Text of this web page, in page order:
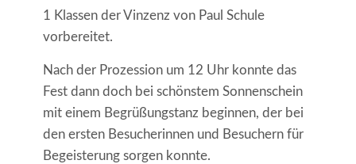
1 Klassen der Vinzenz von Paul Schule
vorbereitet.
Nach der Prozession um 12 Uhr konnte das
Fest dann doch bei schönstem Sonnenschein
mit einem Begrüßungstanz beginnen, der bei
den ersten Besucherinnen und Besuchern für
Begeisterung sorgen konnte.